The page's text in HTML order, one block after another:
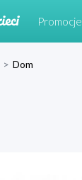
Promocje
> Dom